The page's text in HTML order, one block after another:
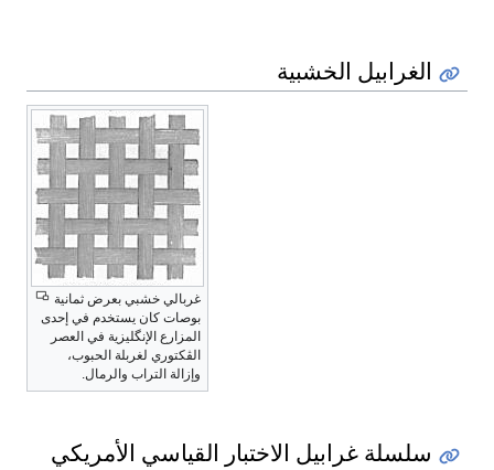
الغرابيل الخشبية
غربالي خشبي بعرض ثمانية
بوصات كان يستخدم في إحدى
المزارع الإنگليزية في العصر
الڤكتوري لغربلة الحبوب،
وإزالة التراب والرمال.
سلسلة غرابيل الاختبار القياسي الأمريكي